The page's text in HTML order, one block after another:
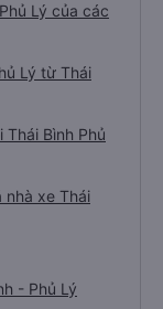
Lý của các
Lý từ Thái
Thái Bình Phủ
nhà xe Thái
- Phủ Lý